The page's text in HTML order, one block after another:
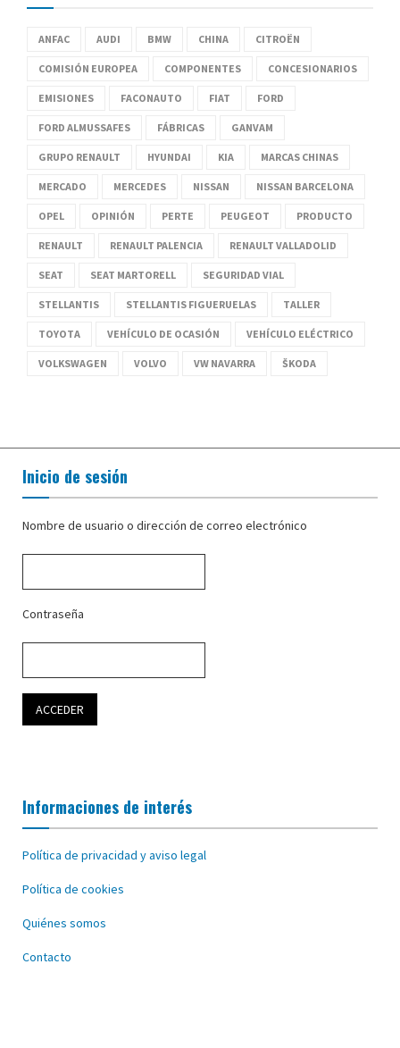
ANFAC AUDI BMW CHINA CITROËN
COMISIÓN EUROPEA COMPONENTES CONCESIONARIOS
EMISIONES FACONAUTO FIAT FORD
FORD ALMUSSAFES FÁBRICAS GANVAM
GRUPO RENAULT HYUNDAI KIA MARCAS CHINAS
MERCADO MERCEDES NISSAN NISSAN BARCELONA
OPEL OPINIÓN PERTE PEUGEOT PRODUCTO
RENAULT RENAULT PALENCIA RENAULT VALLADOLID
SEAT SEAT MARTORELL SEGURIDAD VIAL
STELLANTIS STELLANTIS FIGUERUELAS TALLER
TOYOTA VEHÍCULO DE OCASIÓN VEHÍCULO ELÉCTRICO
VOLKSWAGEN VOLVO VW NAVARRA ŠKODA
Inicio de sesión
Nombre de usuario o dirección de correo electrónico
Contraseña
Informaciones de interés
Política de privacidad y aviso legal
Política de cookies
Quiénes somos
Contacto